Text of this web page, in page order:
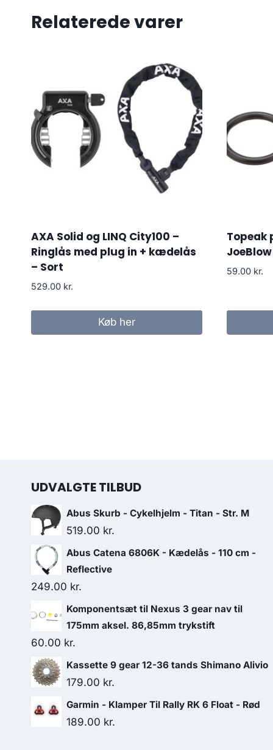
Relaterede varer
AXA Solid og LINQ City100 –
Ringlås med plug in + kædelås
– Sort
529.00 kr.
Køb her
Topeak
59.00 kr.
UDVALGTE TILBUD
Abus Skurb - Cykelhjelm - Titan - Str. M
519.00 kr.
Abus Catena 6806K - Kædelås - 110 cm -
Reflective
249.00 kr.
Komponentsæt til Nexus 3 gear nav til
175mm aksel. 86,85mm trykstift
60.00 kr.
Kassette 9 gear 12-36 tands Shimano Alivio
179.00 kr.
Garmin - Klamper Til Rally RK 6 Float - Rød
189.00 kr.